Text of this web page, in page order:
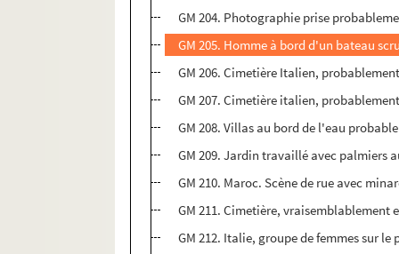
GM 204. Photographie prise
GM 205. Homme à bord d'un bateau
GM 206. Cimetière Italien,
GM 207. Cimetière italien,
GM 208. Villas au bord de l'eau
GM 209. Jardin travaillé avec palmiers
GM 210. Maroc. Scène de rue avec
GM 211. Cimetière, vraisemblablement
GM 212. Italie, groupe de femmes sur le